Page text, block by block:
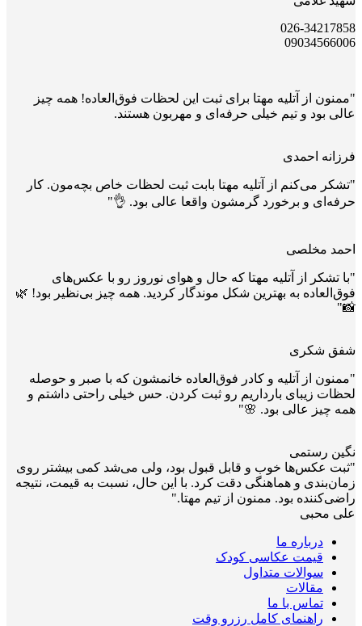
026-34217858
09034566006
"ممنون از آتلیه مهتا برای ثبت این لحظات فوق‌العاده! همه چیز
عالی بود و تیم خیلی حرفه‌ای و مهربون هستند.
فرزانه احمدی
"تشکر می‌کنم از آتلیه مهتا بابت ثبت لحظات خاص بچه‌مون. کار
حرفه‌ای و برخورد گرمشون واقعا عالی بود. 👌"
احمد مخلصی
"با تشکر از آتلیه مهتا که حال و هوای نوروز رو با عکس‌های
فوق‌العاده به بهترین شکل موندگار کردید. همه چیز بی‌نظیر بود! 🌿
📸"
شفق شکری
"ممنون از آتلیه و کادر فوق‌العاده خانمشون که با صبر و حوصله
لحظات زیبای بارداریم رو ثبت کردن. حس خیلی راحتی داشتم و
همه چیز عالی بود. 🌸"
نگین رستمی
"ثبت عکس‌ها خوب و قابل قبول بود، ولی می‌شد کمی بیشتر روی
زمان‌بندی و هماهنگی دقت کرد. با این حال، نسبت به قیمت، نتیجه
راضی‌کننده بود. ممنون از تیم مهتا."
علی محبی
درباره ما
قیمت عکاسی کودک
سوالات متداول
مقالات
تماس با ما
راهنمای کامل رزرو وقت